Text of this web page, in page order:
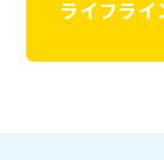
ライフラ